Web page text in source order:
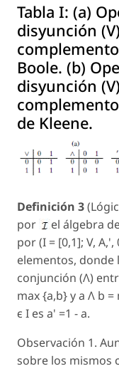
Tabla I: (a)
disyunción
Boole. (b)
disyunción
de Kleene.
Definición 3
por
el álgebra
por (I = [0,1]; V, A,',
elementos, donde
conjunción (Λ)
max{a,b}ya Λ b =
є I es a' =1 -a.
Observación 1.
sobre los mismos